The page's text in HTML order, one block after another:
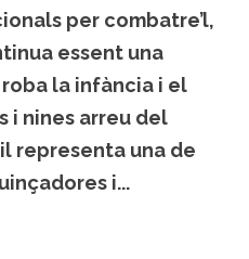
per combatre’l,
essent una
la infància i el
i nines arreu del
representa una de
i...